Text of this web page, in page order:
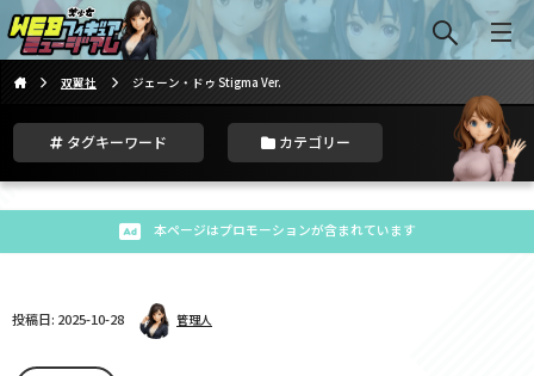
双翼社 ジェーン・ドゥ Stigma Ver.
タグキーワード カテゴリー
本ページはプロモーションが含まれています
投稿日: 2025-10-28 管理人